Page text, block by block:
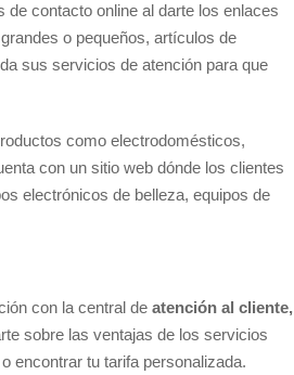
contacto online al darte los enlaces
o pequeños, artículos de
da sus servicios de atención para que
como electrodomésticos,
con un sitio web dónde los clientes
electrónicos de belleza, equipos de
con la central de atención al cliente,
sobre las ventajas de los servicios
encontrar tu tarifa personalizada.